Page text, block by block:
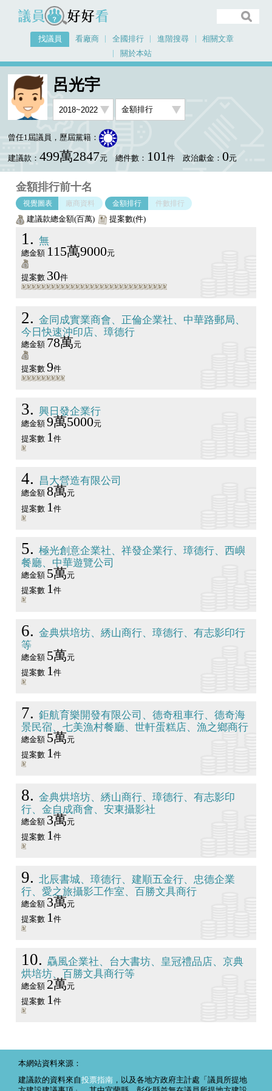
議員好好看
找議員 看廠商 全國排行 進階搜尋
相關文章
關於本站
首頁 找議員 金額排行視覺圖表
呂光宇
曾任1屆議員，歷屆黨籍：
建議款： 499萬2847元 總件數： 101件 政治獻金： 0元
金額排行前十名
視覺圖表 廠商資料 金額排行 件數排行
建議款總金額(百萬) 提案數(件)
1 無
總金額 115萬9000元
提案數 30件
2
金同成實業商會、正倫企業社、中華路郵局、
今日快速沖印店、璋德行
總金額 78萬元
提案數 9件
3 興日發企業行
總金額 9萬5000元
提案數 1 件
4 昌大營造有限公司
總金額 8萬元
提案數 1 件
5
極光創意企業社、祥發企業行、璋德行、西嶼
餐廳、中華遊覽公司
總金額 5萬元
提案數 1件
6
金典烘培坊、綉山商行、璋德行、有志影印行
等
總金額 5萬元
提案數 1件
7
鉅航育樂開發有限公司、德奇租車行、德奇海
景民宿、七美漁村餐廳、世軒蛋糕店、漁之鄉商行
總金額 5萬元
提案數 1件
8
金典烘培坊、綉山商行、璋德行、有志影印
行、金自成商會、安東攝影社
總金額 3萬元
提案數 1件
9
北辰書城、璋德行、建順五金行、忠德企業
行、愛之旅攝影工作室、百勝文具商行
總金額 3萬元
提案數 1件
10
驫風企業社、台大書坊、皇冠禮品店、京典
烘培坊、百勝文具商行等
總金額 2萬元
提案數 1件
本網站資料來源：
建議款的資料來自投票指南 ，以及各地方政府主計處「議員所提地